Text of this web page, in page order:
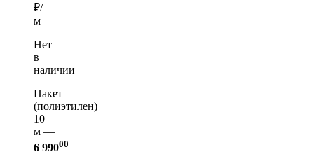
₽/
м
Нет
в
наличии
Пакет
(полиэтилен)
10
м —
6 99000